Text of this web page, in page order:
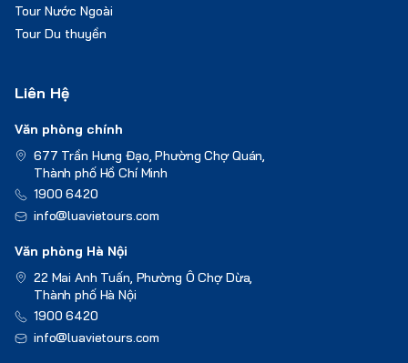
Tour Nước Ngoài
Tour Du thuyền
Liên Hệ
Văn phòng chính
677 Trần Hưng Đạo, Phường Chợ Quán,
Thành phố Hồ Chí Minh
1900 6420
info@luavietours.com
Văn phòng Hà Nội
22 Mai Anh Tuấn, Phường Ô Chợ Dừa,
Thành phố Hà Nội
1900 6420
info@luavietours.com